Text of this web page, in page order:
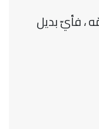
، فأيّ بديل